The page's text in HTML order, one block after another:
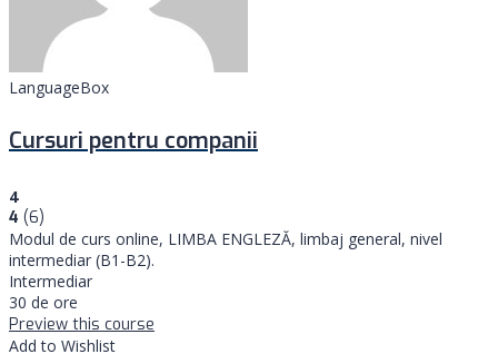
LanguageBox
Cursuri pentru companii
4
4 (6)
Modul de curs online, LIMBA ENGLEZĂ, limbaj general, nivel
intermediar (B1-B2).
Intermediar
30 de ore
Preview this course
Add to Wishlist